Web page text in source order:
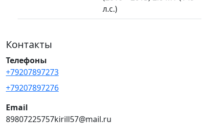
л.с.)
Контакты
Телефоны
+79207897273
+79207897276
Email
89807225757kirill57@mail.ru